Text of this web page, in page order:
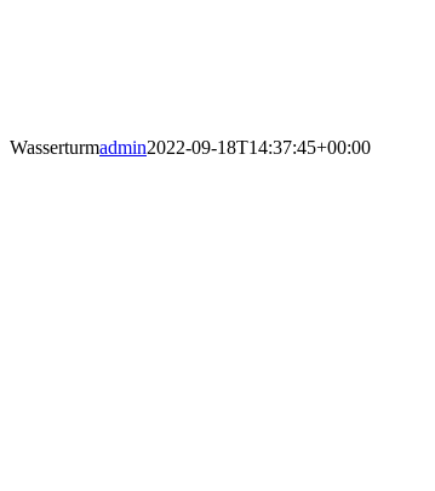
Wasserturmadmin2022-09-18T14:37:45+00:00